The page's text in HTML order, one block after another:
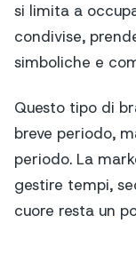
si limita a
condivise,
simboliche e
Questo tipo di
breve periodo,
periodo. La
gestire tempi,
cuore resta un